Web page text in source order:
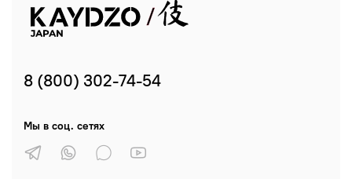
8 (800) 302-74-54
Мы в соц. сетях